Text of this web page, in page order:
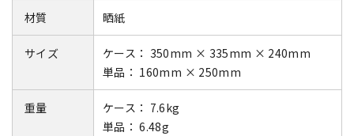
材質 晒紙
サイズ
ケース： 350mm × 335mm × 240mm
単品： 160mm × 250mm
重量
ケース： 7.6kg
単品： 6.48g